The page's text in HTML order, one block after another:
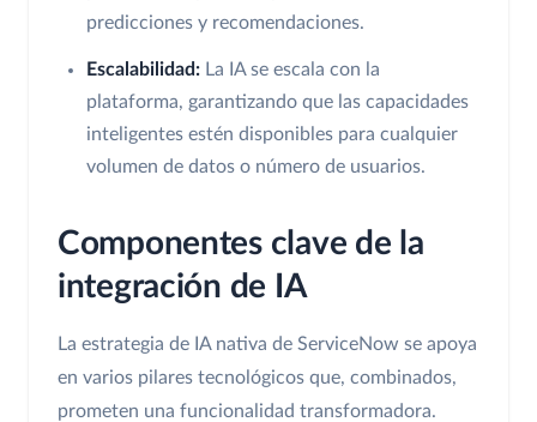
predicciones y recomendaciones.
Escalabilidad: La IA se escala con la
plataforma, garantizando que las capacidades
inteligentes estén disponibles para cualquier
volumen de datos o número de usuarios.
Componentes clave de la
integración de IA
La estrategia de IA nativa de ServiceNow se apoya
en varios pilares tecnológicos que, combinados,
prometen una funcionalidad transformadora.